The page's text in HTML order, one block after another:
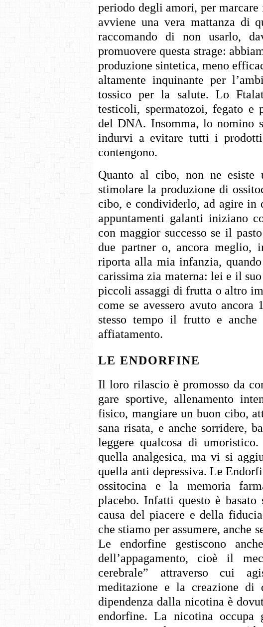
periodo degli amori, per
avviene una vera mattanza di
raccomando di non usarlo,
promuovere questa strage:
produzione sintetica, meno
altamente inquinante per
tossico per la salute. Lo
testicoli, spermatozoi, fegato e
del DNA. Insomma, lo nomino
indurvi a evitare tutti i
contengono.
Quanto al cibo, non ne esiste
stimolare la produzione di
cibo, e condividerlo, ad agire in
appuntamenti galanti iniziano
con maggior successo se il
due partner o, ancora meglio,
riporta alla mia infanzia,
carissima zia materna: lei e il
piccoli assaggi di frutta o altro
come se avessero avuto
stesso tempo il frutto e
affiatamento.
LE ENDORFINE
Il loro rilascio è promosso da
gare sportive, allenamento
fisico, mangiare un buon cibo,
sana risata, e anche sorridere,
leggere qualcosa di
quella analgesica, ma vi si
quella anti depressiva. Le
ossitocina e la memoria
placebo. Infatti questo è
causa del piacere e della
che stiamo per assumere, anche
Le endorfine gestiscono
dell’appagamento, cioè il
cerebrale” attraverso cui
meditazione e la creazione di
dipendenza dalla nicotina è
endorfine. La nicotina occupa